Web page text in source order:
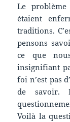
Le problème
étaient
traditions.
pensons
ce que
insignifiant
foi n’est pas
de savoir.
Voilà la